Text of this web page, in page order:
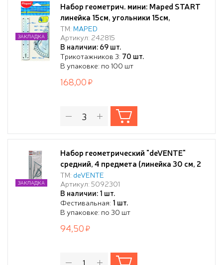
Набор геометрич. мини: Maped START
линейка 15см, угольники 15см,
транспортир 10см
ТМ: MAPED
Артикул: 242815
В наличии: 69 шт.
Трикотажников 3: 70 шт.
В упаковке: по 100 шт
ЗАКЛАДКА
168,00
Набор геометрический "deVENTE"
средний, 4 предмета (линейка 30 см, 2
угольника, транспортир), прозрачный
с синей шкалой, в пластиковом
блистере
ТМ: deVENTE
Артикул: 5092301
В наличии: 1 шт.
Фестивальная: 1 шт.
В упаковке: по 30 шт
ЗАКЛАДКА
94,50